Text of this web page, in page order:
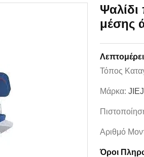
μέσης
Τόπος
Μάρκα:
Αριθμό
Όροι